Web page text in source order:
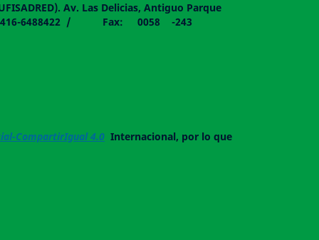
Av. Las Delicias, Antiguo Parque
- 0416-6488422 / Fax: 0058 -243
CompartirIgual 4.0 Internacional, por lo que